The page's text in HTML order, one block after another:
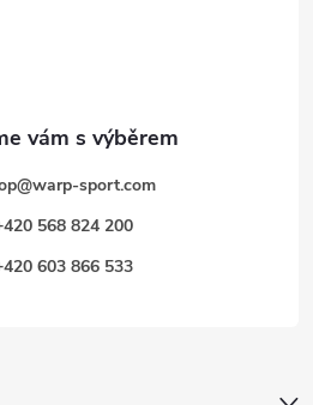
@warp-sport.com
568 824 200
603 866 533